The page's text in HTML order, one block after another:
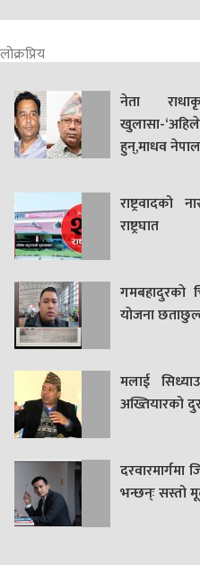
लोक्रप्रिय
नेता
खुलासा-
हुन्,माधव
राष्ट्रघात
गमबहादुरकाे
याेजना
मलाई
अख्तियारको
भन्छन्ः सस्तो